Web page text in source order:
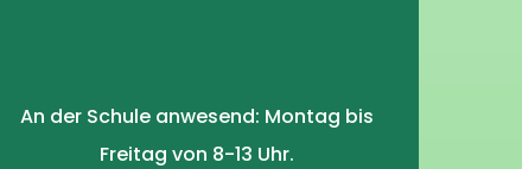
An der Schule anwesend: Montag bis
Freitag von 8-13 Uhr.